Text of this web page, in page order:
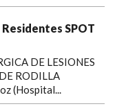
SPOT
DE LESIONES
RODILLA
(Hospital...